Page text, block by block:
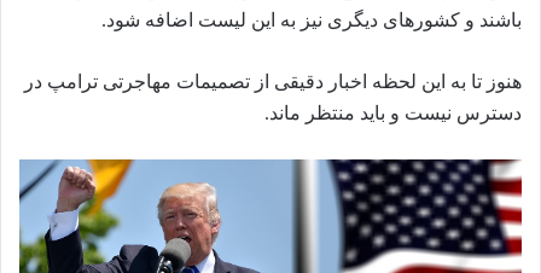
باشند و کشورهای دیگری نیز به این لیست اضافه شود.
هنوز تا به این لحظه اخبار دقیقی از تصمیمات مهاجرتی ترامپ در
دسترس نیست و باید منتظر ماند.